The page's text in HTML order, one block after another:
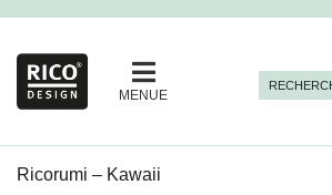
MENUE
Ricorumi – Kawaii